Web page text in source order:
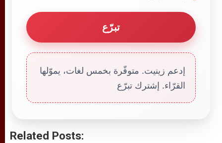
تبرّع
إدعم زينيت. متوفّرة بخمس لغات، يموّلها
القرّاء. إشترك تبرّع
Related Posts: